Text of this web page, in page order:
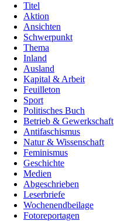
Titel
Aktion
Ansichten
Schwerpunkt
Thema
Inland
Ausland
Kapital & Arbeit
Feuilleton
Sport
Politisches Buch
Betrieb & Gewerkschaft
Antifaschismus
Natur & Wissenschaft
Feminismus
Geschichte
Medien
Abgeschrieben
Leserbriefe
Wochenendbeilage
Fotoreportagen